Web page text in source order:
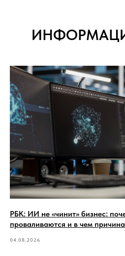
РБК: ИИ не «чинит» бизнес:
проваливаются и в чем причина
04.08.2026